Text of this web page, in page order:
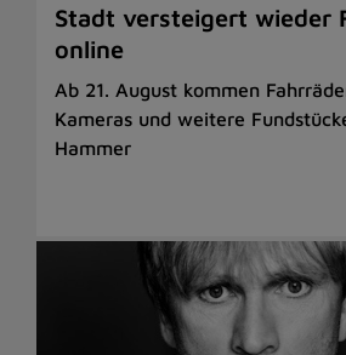
Stadt versteigert wieder
online
Ab 21. August kommen
Kameras und weitere
Hammer